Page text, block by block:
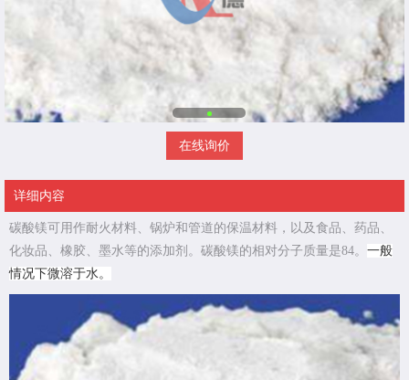
在线询价
详细内容
碳酸镁可用作耐火材料、锅炉和管道的保温材料，以及食品、药品、
化妆品、橡胶、墨水等的添加剂。碳酸镁的相对分子质量是84。 一般
情况下微溶于水。